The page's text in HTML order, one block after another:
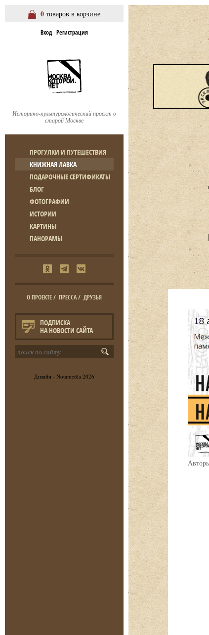
0 товаров в корзине
Вход Регистрация
Историко-культурологический проект о
старой Москве
ПРОГУЛКИ И ПУТЕШЕСТВИЯ
КНИЖНАЯ ЛАВКА
ПОДАРОЧНЫЕ СЕРТИФИКАТЫ
БЛОГ
ФОТОГРАФИИ
ИСТОРИИ
КАРТИНЫ
ПАНОРАМЫ
О ПРОЕКТЕ/ ПРЕССА/ ДРУЗЬЯ
ПОДПИСКА
НА НОВОСТИ САЙТА
Дизайн - Notamedia 2026